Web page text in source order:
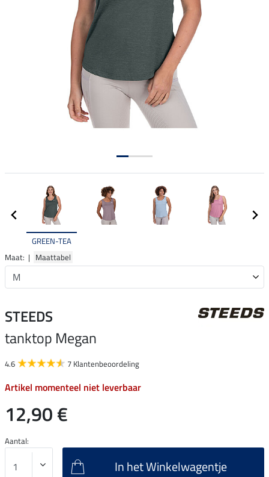
GREEN-TEA
Maat: | Maattabel
STEEDS
tanktop Megan
4.6 7 Klantenbeoordeling
Artikel momenteel niet leverbaar
12,90 €
Aantal:
In het Winkelwagentje